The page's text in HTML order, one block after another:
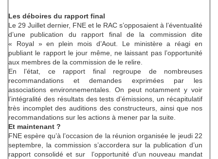
Les déboires du rapport final
Le 29 Juillet dernier, FNE et le RAC s’opposaient à l’éventualité
d’une publication du rapport final de la commission dite
« Royal » en plein mois d’Aout. Le ministère a réagi en
publiant le rapport le jour même, ne laissant pas l’opportunité
aux membres de la commission de le relire.
En l’état, ce rapport final regroupe de nombreuses
recommandations et demandes exprimées par les
associations environnementales. On peut notamment y voir
l’intégralité des résultats des tests d’émissions, un récapitulatif
très incomplet des auditions des constructeurs, ainsi que nos
recommandations sur les actions à mener par la suite.
Et maintenant ?
FNE espère qu’à l’occasion de la réunion organisée le jeudi 22
septembre, la commission s’accordera sur la publication d’un
rapport consolidé et sur l’opportunité d’un nouveau mandat